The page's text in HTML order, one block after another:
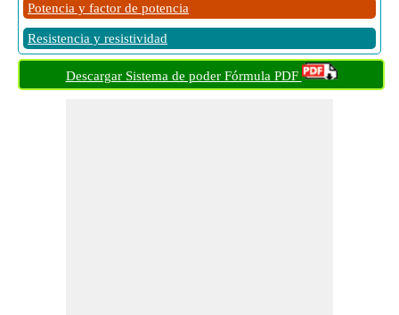
Potencia y factor de potencia
Resistencia y resistividad
Descargar Sistema de poder Fórmula PDF